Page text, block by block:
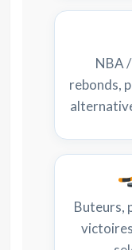
NBA
rebonds,
Buteurs,